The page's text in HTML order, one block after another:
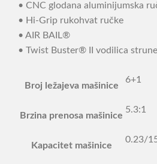
• CNC glodana aluminijumska
• Hi-Grip rukohvat ručke
• AIR BAIL®
• Twist Buster® II vodilica strune
Broj ležajeva mašinice
6+1
Brzina prenosa mašinice
5.3:1
Kapacitet mašinice
0.23/